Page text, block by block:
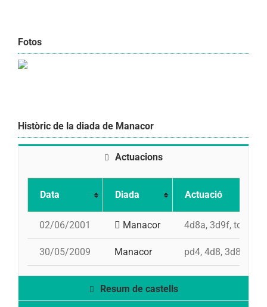
Fotos
Històric de la diada de Manacor
Actuacions
Data Diada Actuació
02/06/2001 Manacor 4d8a, 3d9f, td8f,
30/05/2009 Manacor pd4, 4d8, 3d8, td7,
Resum de castells